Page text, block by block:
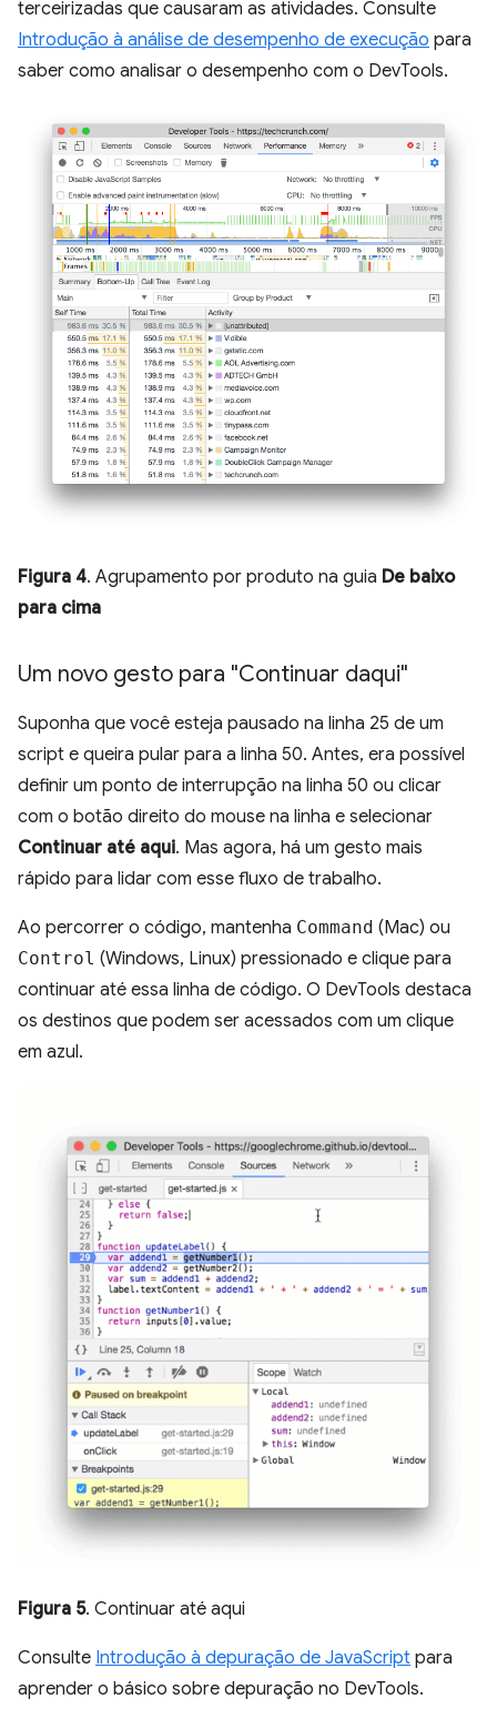
terceirizadas que causaram as atividades. Consulte
Introdução à análise de desempenho de execução para
saber como analisar o desempenho com o DevTools.
Figura 4. Agrupamento por produto na guia De baixo
para cima
Um novo gesto para "Continuar daqui"
Suponha que você esteja pausado na linha 25 de um
script e queira pular para a linha 50. Antes, era possível
definir um ponto de interrupção na linha 50 ou clicar
com o botão direito do mouse na linha e selecionar
Continuar até aqui. Mas agora, há um gesto mais
rápido para lidar com esse fluxo de trabalho.
Ao percorrer o código, mantenha Command (Mac) ou
Control (Windows, Linux) pressionado e clique para
continuar até essa linha de código. O DevTools destaca
os destinos que podem ser acessados com um clique
em azul.
Figura 5. Continuar até aqui
Consulte Introdução à depuração de JavaScript para
aprender o básico sobre depuração no DevTools.